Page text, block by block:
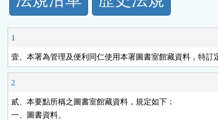
功
能
按
鈕
區
1
壹、本署為管理及便利同仁使用本署圖書室館藏資料，特訂
2
貳、本要點所稱之圖書室館藏資料，規定如下：
一、圖書資料。